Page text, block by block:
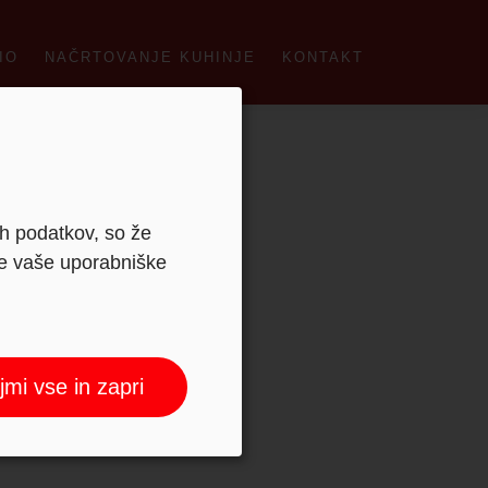
NAČRTOVANJE KUHINJE KONTAKT
podatkov, so že
vaše uporabniške
vse in zapri